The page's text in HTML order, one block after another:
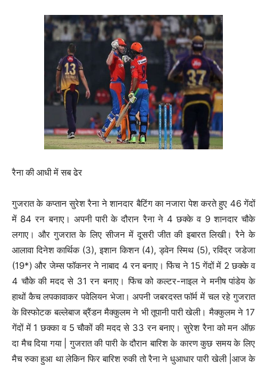
रैना की आधी में सब ढेर
गुजरात के कप्तान सुरेश रैना ने शानदार बैटिंग का नजारा पेश करते हुए 46 गेंदों
में 84 रन बनाए। अपनी पारी के दौरान रैना ने 4 छक्के व 9 शानदार चौके
लगाए। और गुजरात के लिए सीजन में दूसरी जीत की इबारत लिखी। रैने के
आलावा दिनेश कार्थिक (3), इशान किशन (4), ड्वेन स्मिथ (5), रविंद्र जडेजा
(19*) और जेम्स फॉकनर ने नाबाद 4 रन बनाए। फिंच ने 15 गेंदों में 2 छक्के व
4 चौके की मदद से 31 रन बनाए। फिंच को कल्टर-नाइल ने मनीष पांडेय के
हाथों कैच लपकावाकर पवेलियन भेजा। अपनी जबरदस्त फॉर्म में चल रहे गुजरात
के विस्फोटक बल्लेबाज ब्रैंडन मैक्कुलम ने भी तूपानी पारी खेली। मैक्कुलम ने 17
गेंदों में 1 छक्का व 5 चौकों की मदद से 33 रन बनाए। सुरेश रैना को मन ऑफ़
दा मैच दिया गया | गुजरात की पारी के दौरान बारिश के कारण कुछ समय के लिए
मैच रुका हुआ था लेकिन फिर बारिश रुकी तो रैना ने धुआधार पारी खेली |आज के